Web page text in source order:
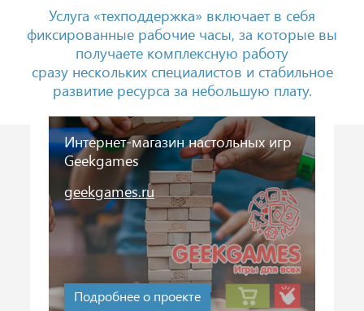
Услуга «техподдержка» включает в себя
фиксированные рабочие часы, за которые вы
получаете комплексную работу
сразу нескольких специалистов и стабильное
развитие ресурса за небольшую плату.
Интернет-магазин настольных игр
Geekgames
geekgames.ru
Подробнее о проекте